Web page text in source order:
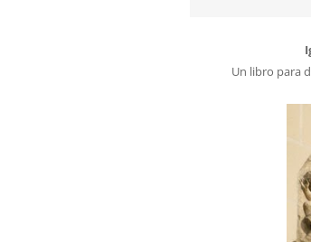
Un libro para